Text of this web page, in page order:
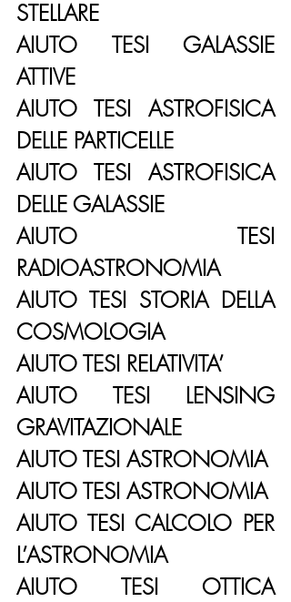
STELLARE
AIUTO TESI GALASSIE
ATTIVE
AIUTO TESI ASTROFISICA
DELLE PARTICELLE
AIUTO TESI ASTROFISICA
DELLE GALASSIE
AIUTO TESI
RADIOASTRONOMIA
AIUTO TESI STORIA DELLA
COSMOLOGIA
AIUTO TESI RELATIVITA’
AIUTO TESI LENSING
GRAVITAZIONALE
AIUTO TESI ASTRONOMIA
AIUTO TESI ASTRONOMIA
AIUTO TESI CALCOLO PER
L’ASTRONOMIA
AIUTO TESI OTTICA